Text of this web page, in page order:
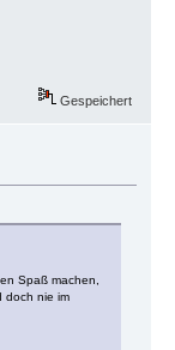
Gespeichert
Spaß machen,
doch nie im